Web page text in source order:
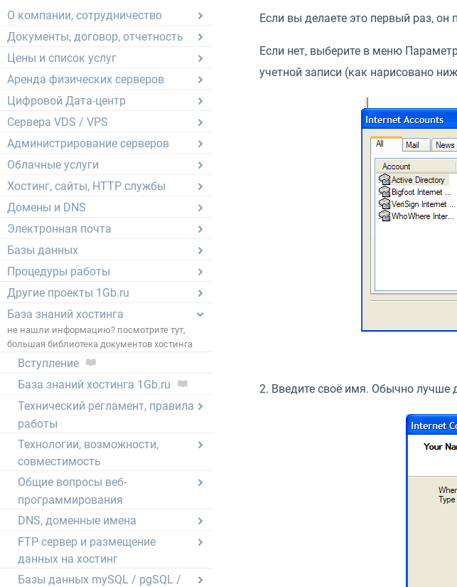
О компании, сотрудничество
Документы, договор, отчетность
Цены и список услуг
Аренда физических серверов
Цифровой Дата-центр
Сервера VDS / VPS
Администрирование серверов
Облачные услуги
Хостинг, сайты, HTTP службы
Домены и DNS
Электронная почта
Базы данных
Процедуры работы
Другие проекты 1Gb.ru
База знаний хостинга
не нашли информацию? посмотрите тут,
большая библиотека документов хостинга
Вступление
База знаний хостинга 1Gb.ru
Технический регламент, правила
работы
Технологии, возможности,
совместимость
Общие вопросы веб-
программирования
DNS, доменные имена
FTP сервер и размещение
данных на хостинг
Базы данных mySQL / pgSQL /
Если вы делаете это первый раз, он
Если нет, выберите в меню
учетной записи (как нарисовано
2. Введите своё имя. Обычно лучше